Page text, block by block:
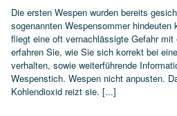
Die ersten Wespen wurden bereits
sogenannten Wespensommer
fliegt eine oft vernachlässigte Gefahr
erfahren Sie, wie Sie sich korrekt bei
verhalten, sowie weiterführende
Wespenstich. Wespen nicht anpusten.
Kohlendioxid reizt sie. [...]